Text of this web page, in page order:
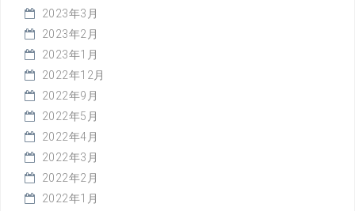
2023年3月
2023年2月
2023年1月
2022年12月
2022年9月
2022年5月
2022年4月
2022年3月
2022年2月
2022年1月